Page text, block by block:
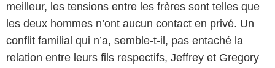
meilleur, les tensions entre les frères sont telles que
les deux hommes n’ont aucun contact en privé. Un
conflit familial qui n’a, semble-t-il, pas entaché la
relation entre leurs fils respectifs, Jeffrey et Gregory